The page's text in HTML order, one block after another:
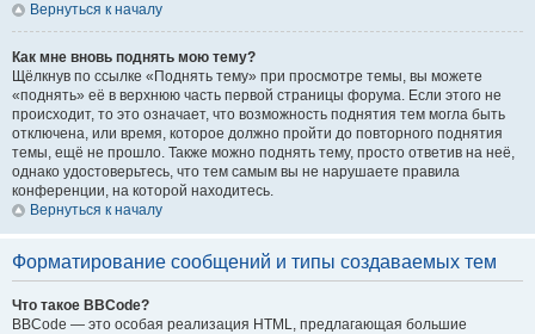
Вернуться к началу
Как мне вновь поднять мою тему?
Щёлкнув по ссылке «Поднять тему» при просмотре темы, вы можете
«поднять» её в верхнюю часть первой страницы форума. Если этого не
происходит, то это означает, что возможность поднятия тем могла быть
отключена, или время, которое должно пройти до повторного поднятия
темы, ещё не прошло. Также можно поднять тему, просто ответив на неё,
однако удостоверьтесь, что тем самым вы не нарушаете правила
конференции, на которой находитесь.
Вернуться к началу
Форматирование сообщений и типы создаваемых тем
Что такое BBCode?
BBCode — это особая реализация HTML, предлагающая большие